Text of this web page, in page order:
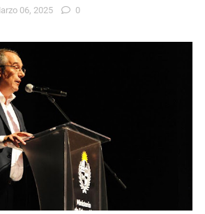
06, 2025 0